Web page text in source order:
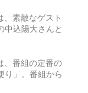
素敵なゲスト
中込陽大さんと
、番組の定番の
り」。番組から